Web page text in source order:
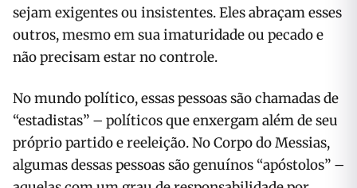
sejam exigentes ou insistentes. Eles abraçam esses
outros, mesmo em sua imaturidade ou pecado e
não precisam estar no controle.
No mundo político, essas pessoas são chamadas de
“estadistas” – políticos que enxergam além de seu
próprio partido e reeleição. No Corpo do Messias,
algumas dessas pessoas são genuínos “apóstolos” –